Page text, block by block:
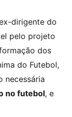
pelo projeto
dos
do Futebol,
necessária
no futebol, e